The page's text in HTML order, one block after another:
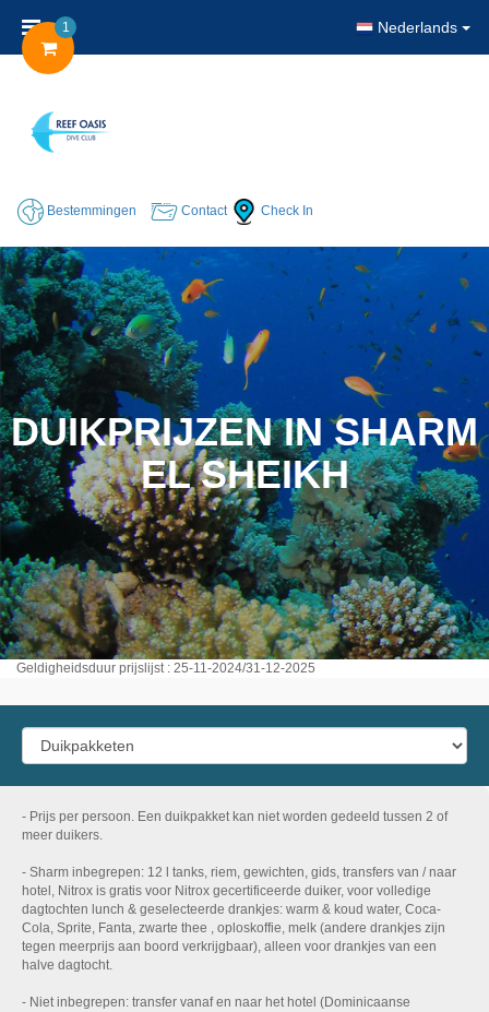
Nederlands
Bestemmingen Contact Check In
DUIKPRIJZEN IN SHARM
EL SHEIKH
Geldigheidsduur prijslijst : 25-11-2024/31-12-2025
- Prijs per persoon. Een duikpakket kan niet worden gedeeld tussen 2 of
meer duikers.
- Sharm inbegrepen: 12 l tanks, riem, gewichten, gids, transfers van / naar
hotel, Nitrox is gratis voor Nitrox gecertificeerde duiker, voor volledige
dagtochten lunch & geselecteerde drankjes: warm & koud water, Coca-
Cola, Sprite, Fanta, zwarte thee , oploskoffie, melk (andere drankjes zijn
tegen meerprijs aan boord verkrijgbaar), alleen voor drankjes van een
halve dagtocht.
- Niet inbegrepen: transfer vanaf en naar het hotel (Dominicaanse
1